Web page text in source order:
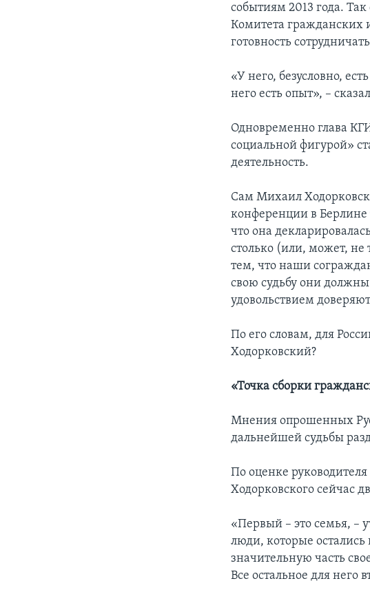
событиям 2013 года.
Комитета гражданских
готовность
«У него, безусловно,
него есть опыт», –
Одновременно глава
социальной фигурой»
деятельность.
Сам Михаил
конференции в Берлине
что она
столько (или, может, не
тем, что наши
свою судьбу они
удовольствием
По его словам, для
Ходорковский?
«Точка сборки
Мнения опрошенных
дальнейшей судьбы
По оценке
Ходорковского сейчас
«Первый – это семья, –
люди, которые
значительную часть
Все остальное для него